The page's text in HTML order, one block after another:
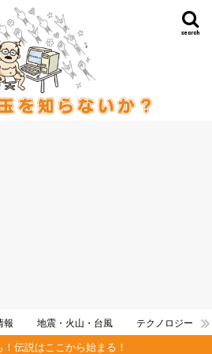
search
報 地震・火山・台風 テクノロジー
！伝説はここから始まる！